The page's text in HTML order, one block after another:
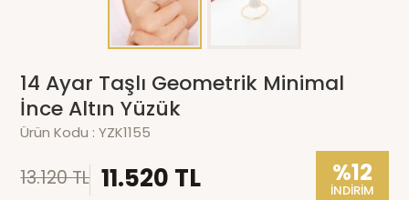
14 Ayar Taşlı Geometrik Minimal
İnce Altın Yüzük
Ürün Kodu :YZK1155
13.120 TL 11.520 TL %12
İNDİRİM